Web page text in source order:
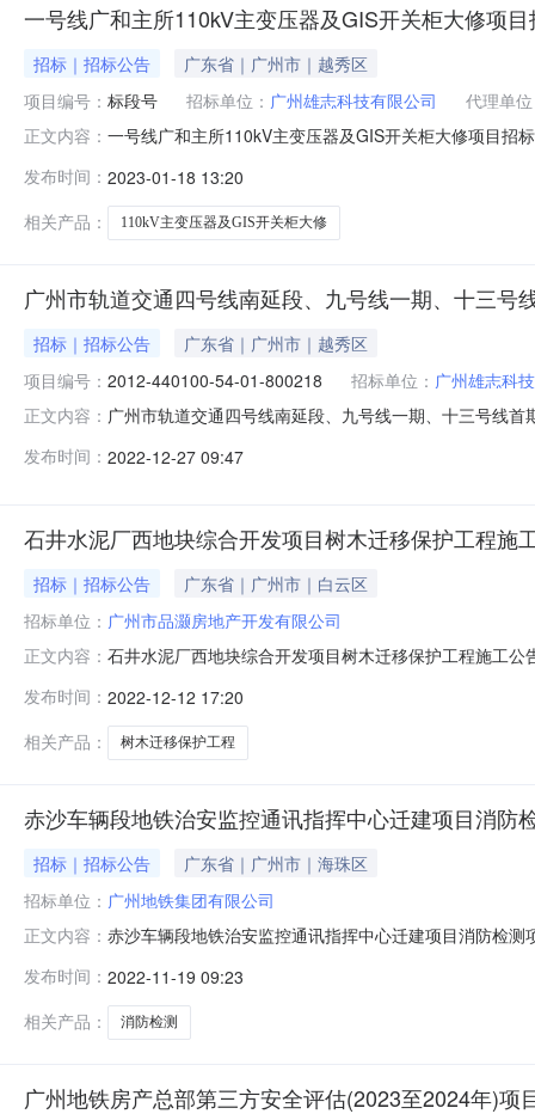
一号线广和主所110kV主变压器及GIS开关柜大修项
招标｜招标公告
广东省｜广州市｜越秀区
项目编号： 标段号 招标单位： 广州雄志科技有限公司
代理单
正文内容： 一号线广和主所110kV主变压器及GIS开关柜大修项目招
告广州地铁集团有限公司就一号线广和主所110kV主变
律法规，
发布时间： 2023-01-18 13:20
相关产品：
110kV主变压器及GIS开关柜大修
广州市轨道交通四号线南延段、九号线一期、十三
招标｜招标公告
广东省｜广州市｜越秀区
项目编号： 2012-440100-54-01-800218 招标单位： 广州雄志科
正文内容： 广州市轨道交通四号线南延段、九号线一期、十三号线
函【2013】3806号、粤发改交通函【2014】404号、粤
发布时间： 2022-12-27 09:47
石井水泥厂西地块综合开发项目树木迁移保护工程施
招标｜招标公告
广东省｜广州市｜白云区
招标单位： 广州市品灏房地产开发有限公司
正文内容： 石井水泥厂西地块综合开发项目树木迁移保护工程施工
务承包人。一、承包内容：宗地范围内的树木保护、迁
部门的后续调查等全过程施工及管理工作
发布时间： 2022-12-12 17:20
相关产品：
树木迁移保护工程
赤沙车辆段地铁治安监控通讯指挥中心迁建项目消防
招标｜招标公告
广东省｜广州市｜海珠区
招标单位： 广州地铁集团有限公司
正文内容： 赤沙车辆段地铁治安监控通讯指挥中心迁建项目消防检
于火灾自动报警系统检测、防火门防火卷帘检测、水喷
项目。二、发包人：广州地铁集团有限公
发布时间： 2022-11-19 09:23
相关产品：
消防检测
广州地铁房产总部第三方安全评估(2023至2024年)项